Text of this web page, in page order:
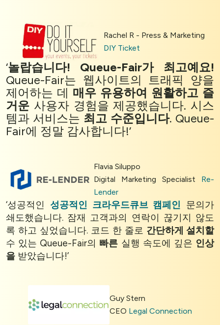
Rachel R - Press & Marketing
DIY Ticket
‘놀랍습니다! Queue-Fair가 최고예요!
Queue-Fair는 웹사이트의 트래픽 양을
제어하는 데 매우 유용하여 원활하고 즐
거운 사용자 경험을 제공했습니다. 시스
템과 서비스는 최고 수준입니다. Queue-
Fair에 정말 감사합니다!’
Flavia Siluppo
Digital Marketing Specialist Re-
Lender
‘성공적인 성공적인 크라우드큐브 캠페인 문의가
쇄도했습니다. 잠재 고객과의 연락이 끊기지 않도
록 하고 싶었습니다. 코드 한 줄로 간단하게 설치할
수 있는 Queue-Fair의 빠른 실행 속도에 깊은 인상
을 받았습니다!’
Guy Stern
CEO Legal Connection
Cookies & Privacy
Queue-Fair.com uses cookies to provide content
and improve your experience. You can accept all
cookie usage or use settings to manage
categories individually.
Accept